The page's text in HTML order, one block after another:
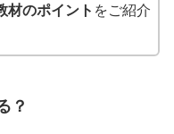
材のポイント をご紹介
？